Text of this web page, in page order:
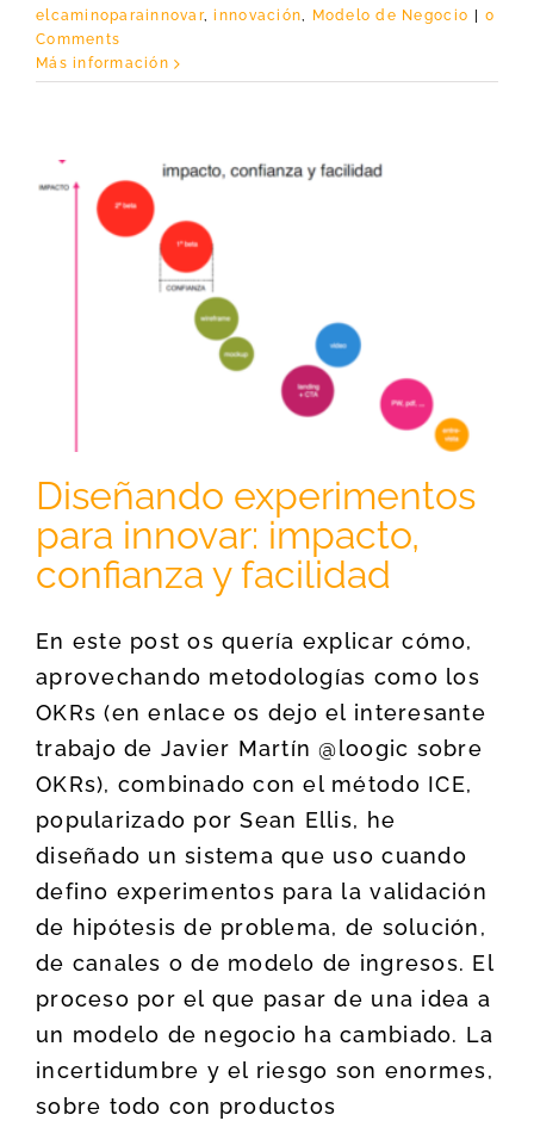
elcaminoparainnovar,innovación Modelo de Negocio | 0
Comments
Más información
Diseñando experimentos
para innovar: impacto,
confianza y facilidad
En este post os quería explicar cómo,
aprovechando metodologías como los
OKRs (en enlace os dejo el interesante
trabajo de Javier Martín @loogic sobre
OKRs), combinado con el método ICE,
popularizado por Sean Ellis, he
diseñado un sistema que uso cuando
defino experimentos para la validación
de hipótesis de problema, de solución,
de canales o de modelo de ingresos. El
proceso por el que pasar de una idea a
un modelo de negocio ha cambiado. La
incertidumbre y el riesgo son enormes,
sobre todo con productos